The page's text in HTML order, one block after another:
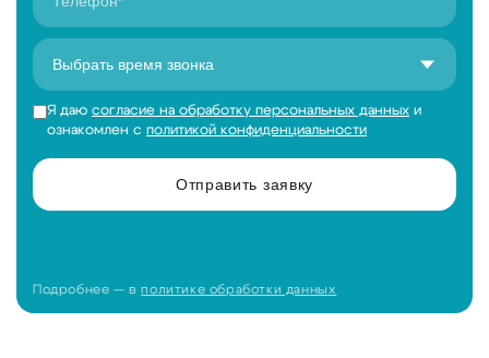
Я даю согласие на обработку персональных данных и
ознакомлен с политикой конфиденциальности
Отправить заявку
Подробнее — вполитике обработки данных